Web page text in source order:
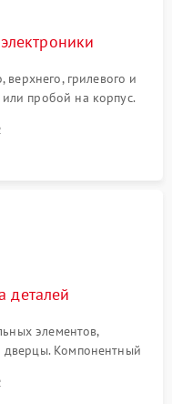
грилевого и
пробой на корпус.
температуры,
конвекции.
деталей
элементов,
дверцы. Компонентный
контактов и замена